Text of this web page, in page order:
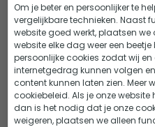
Aquarium filter
Eerder bekeken door jou
Om je beter en persoonlijker te
vergelijkbare technieken. Naast
website goed werkt, plaatsen
website elke dag weer een
persoonlijke cookies zodat wij
internetgedrag kunnen volgen
content kunnen laten zien. Meer
cookiebeleid. Als je onze
dan is het nodig dat je onze
weigeren, plaatsen we alleen